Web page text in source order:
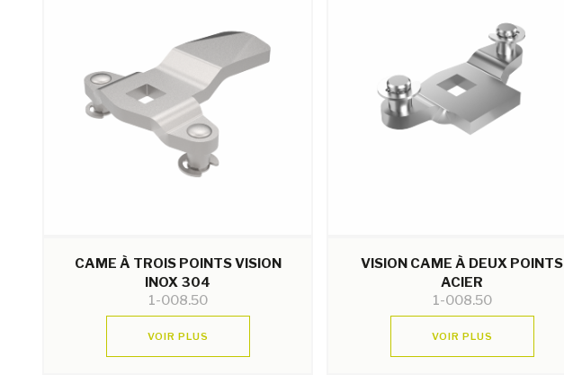
CAME À TROIS POINTS VISION
INOX 304
1-008.50
VOIR PLUS
VISION CAME À DEUX POINTS
ACIER
1-008.50
VOIR PLUS